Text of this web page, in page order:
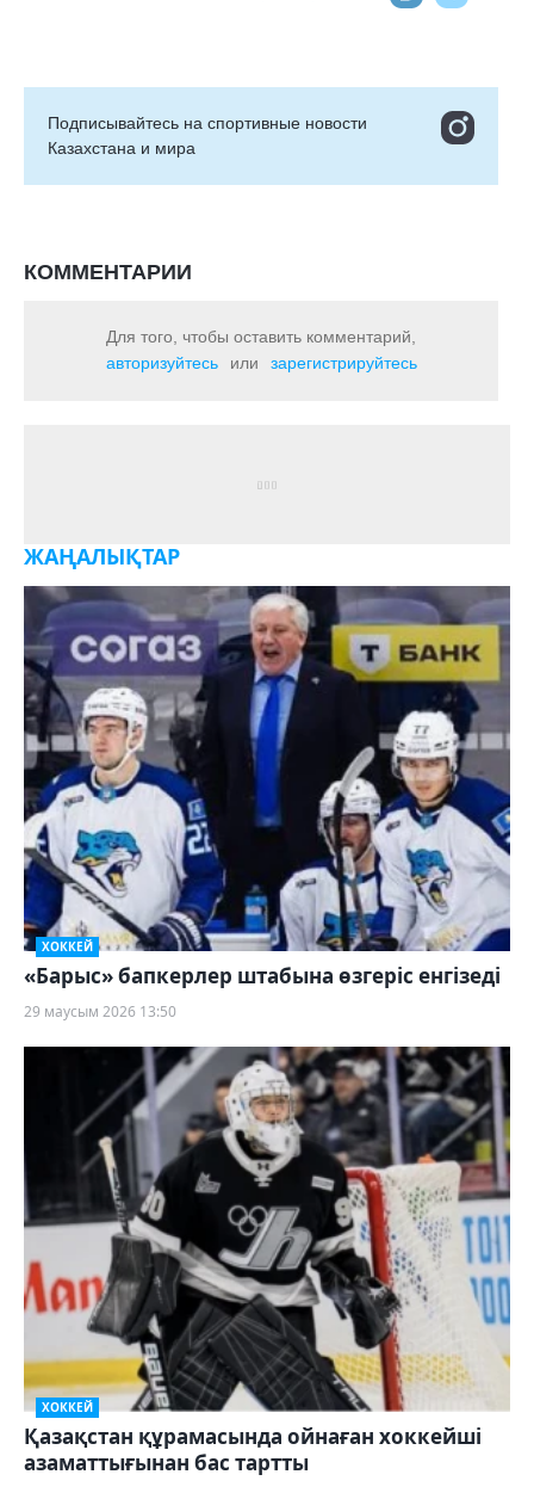
Подписывайтесь на cпортивные новости
Казахстана и мира
КОММЕНТАРИИ
Для того, чтобы оставить комментарий,
авторизуйтесь
или зарегистрируйтесь
ЖАҢАЛЫҚТАР
ХОККЕЙ
«Барыс» бапкерлер штабына өзгеріс енгізеді
29 маусым 2026 13:50
ХОККЕЙ
Қазақстан құрамасында ойнаған хоккейші
азаматтығынан бас тартты